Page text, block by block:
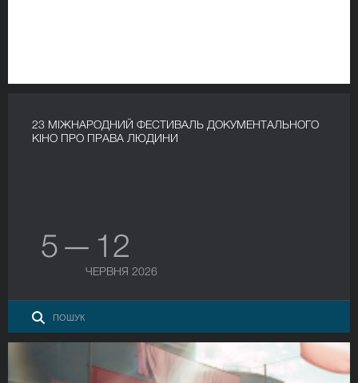
23 МІЖНАРОДНИЙ ФЕСТИВАЛЬ ДОКУМЕНТАЛЬНОГО
КІНО ПРО ПРАВА ЛЮДИНИ
5 — 12
ЧЕРВНЯ 2026